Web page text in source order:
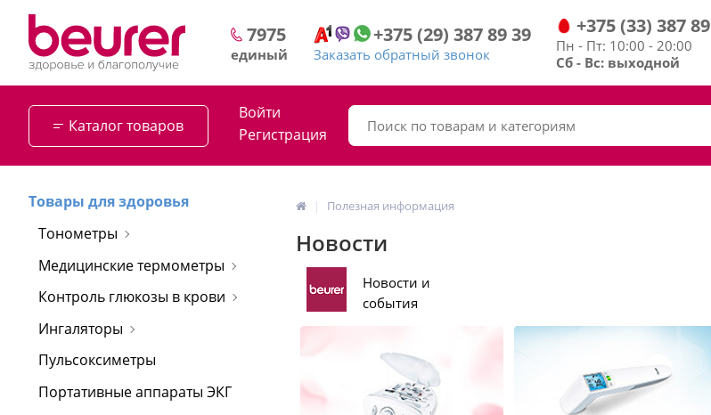
7975
единый
+375(29) 3878939
Заказать обратный звонок
+375(33) 38789
Пн - Пт: 10:00 - 20:00
Сб - Вс: выходной
Каталог товаров
Войти
Регистрация
Товары для здоровья
Тонометры
Медицинские термометры
Контроль глюкозы в крови
Ингаляторы
Пульсоксиметры
Портативные аппараты ЭКГ
Полезная информация
Новости
Новости и
события